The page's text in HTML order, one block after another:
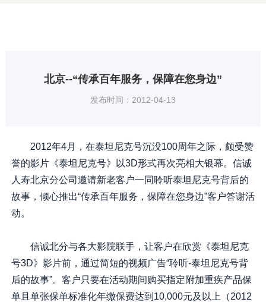
北京--“传承百年服务，保障在您身边”
发布时间：2012-04-13
2012年4月，在泰坦尼克号沉没100周年之际，颇受赞
誉的影片《泰坦尼克号》以3D形式再次亮相大银幕。信诚
人寿北京分公司邀请新老客户一同聆听泰坦尼克号背后的
故事，倾心推出“传承百年服务，保障在您身边”客户答谢活
动。
信诚北分与各大影院联手，让客户在欣赏《泰坦尼克
号3D》影片前，通过简短的视频广告“聆听-泰坦尼克号背
后的故事”。客户只要在活动期间购买指定附加重疾产品保
单且单张保单标准化年缴保费达到10,000元及以上（2012